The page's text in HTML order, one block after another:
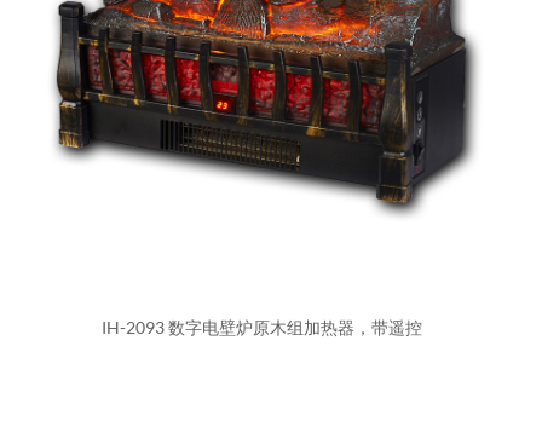
IH-2093 数字电壁炉原木组加热器，带遥控